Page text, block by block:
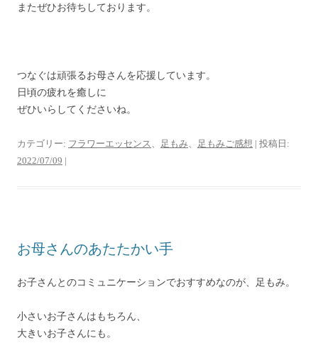
またぜひお待ちしております。
つなぐは頑張るお母さんを応援しています。
日頃の疲れを癒しに
ぜひいらしてくださいね。
カテゴリー: フラワーエッセンス 、 足もみ、 足もみご感想 | 投稿日:
2022/07/09 |
お母さんのあたたかい手
お子さんとのコミュニケーションでおすすめなのが、足もみ。
小さいお子さんはもちろん、
大きいお子さんにも。